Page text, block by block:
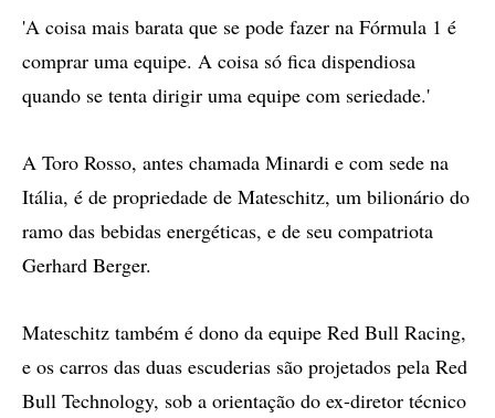
'A coisa mais barata que se pode fazer na Fórmula 1 é
comprar uma equipe. A coisa só fica dispendiosa
quando se tenta dirigir uma equipe com seriedade.'
A Toro Rosso, antes chamada Minardi e com sede na
Itália, é de propriedade de Mateschitz, um bilionário do
ramo das bebidas energéticas, e de seu compatriota
Gerhard Berger.
Mateschitz também é dono da equipe Red Bull Racing,
e os carros das duas escuderias são projetados pela Red
Bull Technology, sob a orientação do ex-diretor técnico